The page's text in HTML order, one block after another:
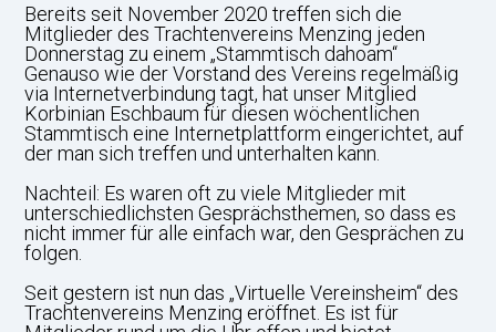
Bereits seit November 2020 treffen sich die
Mitglieder des Trachtenvereins Menzing jeden
Donnerstag zu einem „Stammtisch dahoam“
Genauso wie der Vorstand des Vereins regelmäßig
via Internetverbindung tagt, hat unser Mitglied
Korbinian Eschbaum für diesen wöchentlichen
Stammtisch eine Internetplattform eingerichtet, auf
der man sich treffen und unterhalten kann.
Nachteil: Es waren oft zu viele Mitglieder mit
unterschiedlichsten Gesprächsthemen, so dass es
nicht immer für alle einfach war, den Gesprächen zu
folgen.
Seit gestern ist nun das „Virtuelle Vereinsheim“ des
Trachtenvereins Menzing eröffnet. Es ist für